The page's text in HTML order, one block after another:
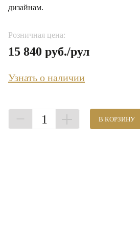
дизайнам.
Розничная цена:
15 840 руб./рул
Узнать о наличии
1 В КОРЗИНУ